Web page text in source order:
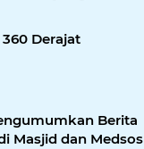
Derajat
Berita
Masjid dan Medsos